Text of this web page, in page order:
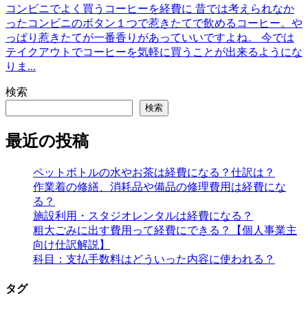
コンビニでよく買うコーヒーを経費に 昔では考えられなか
ったコンビニのボタン１つで惹きたてで飲めるコーヒー。や
っぱり惹きたてが一番香りがあっていいですよね。 今では
テイクアウトでコーヒーを気軽に買うことが出来るようにな
りま...
検索
検索
最近の投稿
ペットボトルの水やお茶は経費になる？仕訳は？
作業着の修繕、消耗品や備品の修理費用は経費にな
る？
施設利用・スタジオレンタルは経費になる？
粗大ごみに出す費用って経費にできる？【個人事業主
向け仕訳解説】
科目：支払手数料はどういった内容に使われる？
タグ